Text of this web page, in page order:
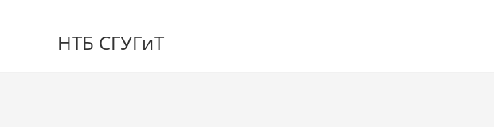
НТБ СГУГиТ